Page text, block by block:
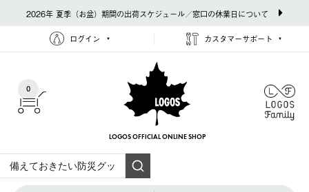
2026年 夏季（お盆）期間の出荷スケジュール／窓口の休業日について
ログイン カスタマーサポート
0
LOGOS OFFICIAL ONLINE SHOP